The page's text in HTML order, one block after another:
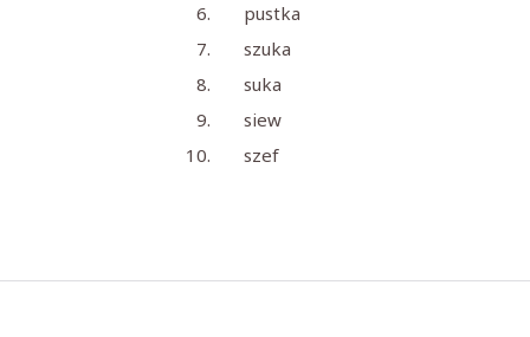
pustka
szuka
suka
siew
szef